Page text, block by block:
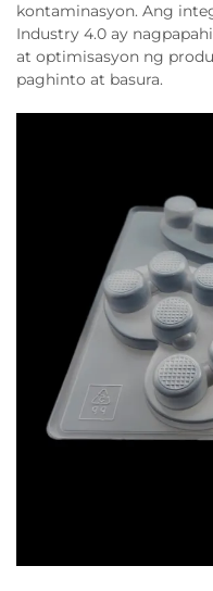
kontaminasyon. Ang
Industry 4.0 ay
at optimisasyon ng
paghinto at basura.